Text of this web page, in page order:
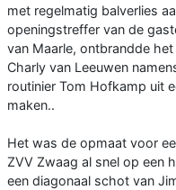
met regelmatig balverlies
openingstreffer van de
van Maarle, ontbrandde
Charly van Leeuwen
routinier Tom Hofkamp uit
maken..
Het was de opmaat voor
ZVV Zwaag al snel op een
een diagonaal schot van